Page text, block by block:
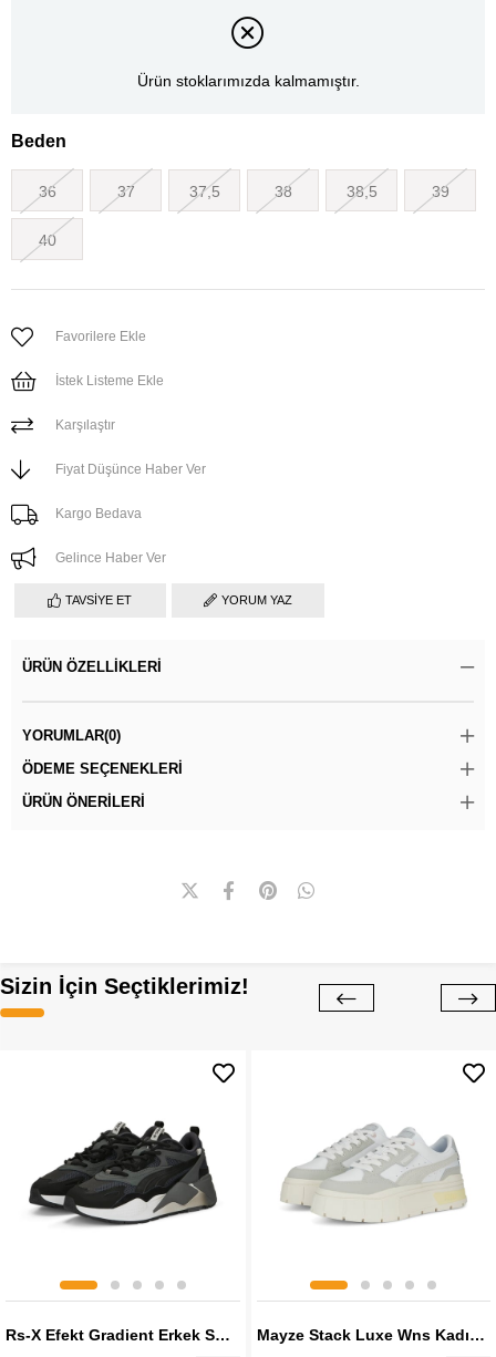
Ürün stoklarımızda kalmamıştır.
Beden
36 37 37,5 38 38,5 39
40
Favorilere Ekle
İstek Listeme Ekle
Karşılaştır
Fiyat Düşünce Haber Ver
Kargo Bedava
Gelince Haber Ver
TAVSIYE ET YORUM YAZ
ÜRÜN ÖZELLIKLERI
YORUMLAR(0)
ÖDEME SEÇENEKLERI
ÜRÜN ÖNERILERI
Sizin İçin Seçtiklerimiz!
Rs-X Efekt Gradient Erkek Sneaker Mayze Stack Luxe Wns Kadın Sneaker